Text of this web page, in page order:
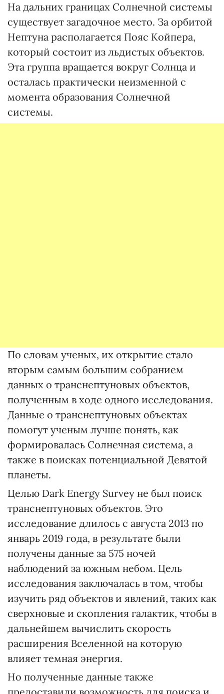
На дальних границах Солнечной системы
существует загадочное место. За орбитой
Нептуна располагается Пояс Койпера,
который состоит из льдистых объектов.
Эта группа вращается вокруг Солнца и
осталась практически неизменной с
момента образования Солнечной
системы.
По словам ученых, их открытие стало
вторым самым большим собранием
данных о транснептуновых объектов,
полученным в ходе одного исследования.
Данные о транснептуновых объектах
помогут ученым лучше понять, как
формировалась Солнечная система, а
также в поисках потенциальной Девятой
планеты.
Целью Dark Energy Survey не был поиск
транснептуновых объектов. Это
исследование длилось с августа 2013 по
январь 2019 года, в результате были
получены данные за 575 ночей
наблюдений за южным небом. Цель
исследования заключалась в том, чтобы
изучить ряд объектов и явлений, таких как
сверхновые и скопления галактик, чтобы в
дальнейшем вычислить скорость
расширения Вселенной на которую
влияет темная энергия.
Но полученные данные также